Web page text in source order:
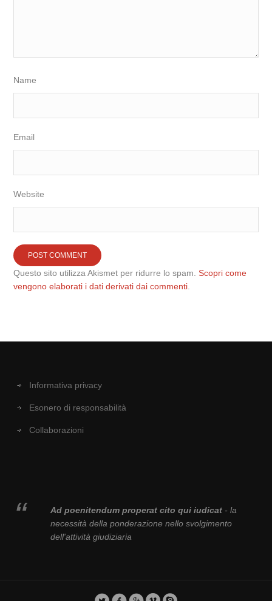
Name
Email
Website
Questo sito utilizza Akismet per ridurre lo spam.Scopri come
vengono elaborati i dati derivati dai commenti
Informativa privacy
Esonero di responsabilità
Collaborazioni
Ad poenitendum properat cito qui iudicat- la
necessità della ponderazione nello svolgimento
dell'attività giudiziaria